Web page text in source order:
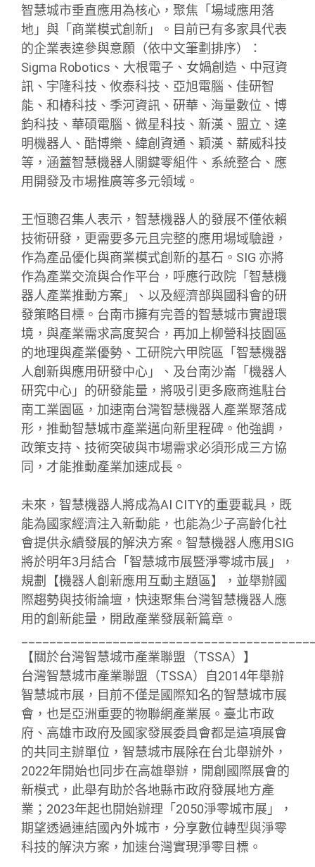
智慧城市垂直應用為核心，聚焦「場域應用落
地」與「商業模式創新」。目前已有多家具代表
的企業表達參與意願（依中文筆劃排序）：
Sigma Robotics、大根電子、女媧創造、中冠資
訊、宇隆科技、攸泰科技、亞旭電腦、佳研智
能、和椿科技、季河資訊、研華、海量數位、博
鈞科技、華碩電腦、微星科技、新漢、盟立、達
明機器人、酷博樂、緯創資通、穎漢、薪威科技
等，涵蓋智慧機器人關鍵零組件、系統整合、應
用開發及市場推廣等多元領域。
王恒聰召集人表示，智慧機器人的發展不僅依賴
技術研發，更需要多元且完整的應用場域驗證，
作為產品優化與商業模式創新的基石。SIG 亦將
作為產業交流與合作平台，呼應行政院「智慧機
器人產業推動方案」、以及經濟部與國科會的研
發策略目標。台南市擁有完善的智慧城市實證環
境，與產業需求高度契合，再加上柳營科技園區
的地理與產業優勢、工研院六甲院區「智慧機器
人創新與應用研發中心」、及台南沙崙「機器人
研究中心」的研發能量，將吸引更多廠商進駐台
南工業園區，加速南台灣智慧機器人產業聚落成
形，推動智慧城市產業邁向新里程碑。他強調，
政策支持、技術突破與市場需求必須形成三方協
同，才能推動產業加速成長。
未來，智慧機器人將成為AI CITY的重要載具，既
能為國家經濟注入新動能，也能為少子高齡化社
會提供永續發展的解決方案。智慧機器人應用SIG
將於明年3月結合「智慧城市展暨淨零城市展」，
規劃【機器人創新應用互動主題區】，並舉辦國
際趨勢與技術論壇，快速聚集台灣智慧機器人應
用的創新能量，開啟產業發展新篇章。
【關於台灣智慧城市產業聯盟（TSSA）】
台灣智慧城市產業聯盟（TSSA）自2014年舉辦
智慧城市展，目前不僅是國際知名的智慧城市展
會，也是亞洲重要的物聯網產業展。臺北市政
府、高雄市政府及國家發展委員會都是這項展會
的共同主辦單位，智慧城市展除在台北舉辦外，
2022年開始也同步在高雄舉辦，開創國際展會的
新模式，此舉有助於各地縣市政府發展地方產
業；2023年起也開始辦理「2050淨零城市展」，
期望透過連結國內外城市，分享數位轉型與淨零
科技的解決方案，加速台灣實現淨零目標。